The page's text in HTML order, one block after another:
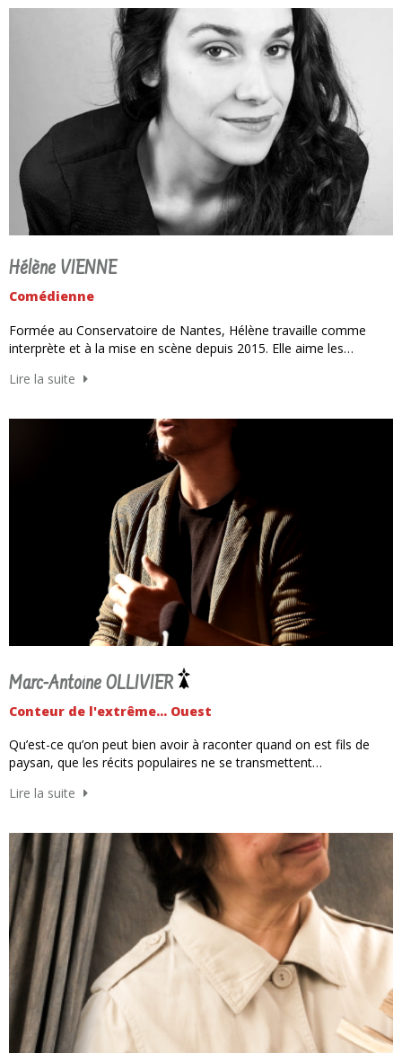
Hélène VIENNE
Comédienne
Formée au Conservatoire de Nantes, Hélène travaille comme
interprète et à la mise en scène depuis 2015. Elle aime les…
Lire la suite
Marc-Antoine OLLIVIER
Conteur de l'extrême... Ouest
Qu’est-ce qu’on peut bien avoir à raconter quand on est fils de
paysan, que les récits populaires ne se transmettent…
Lire la suite